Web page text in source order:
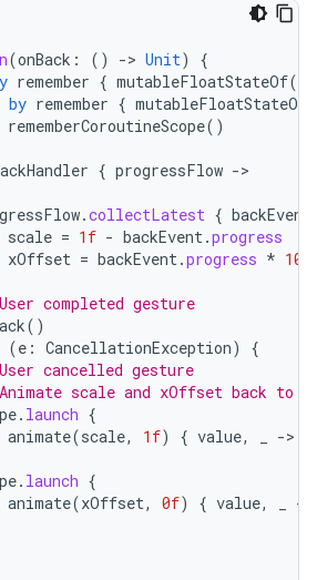
(onBack : () -> Unit)
{
remember { mutableFloatStateOf(
by remember { mutableFloatStateOf
rememberCoroutineScope()
{ progressFlow ->
.collectLatest { backEvent
scale = 1f - backEvent.progress
xOffset = backEvent.progress *
completed gesture
()
(e : CancellationException)
{
cancelled gesture
scale and xOffset back to
. launch {
animate(scale, 1f) { value, ->
. launch {
animate(xOffset, 0f) { value,
->